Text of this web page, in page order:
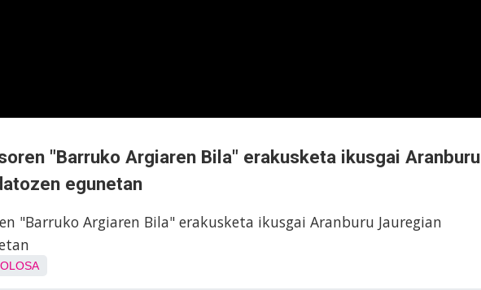
"Barruko Argiaren Bila" erakusketa ikusgai Aranburu
egunetan
"Barruko Argiaren Bila" erakusketa ikusgai Aranburu Jauregian